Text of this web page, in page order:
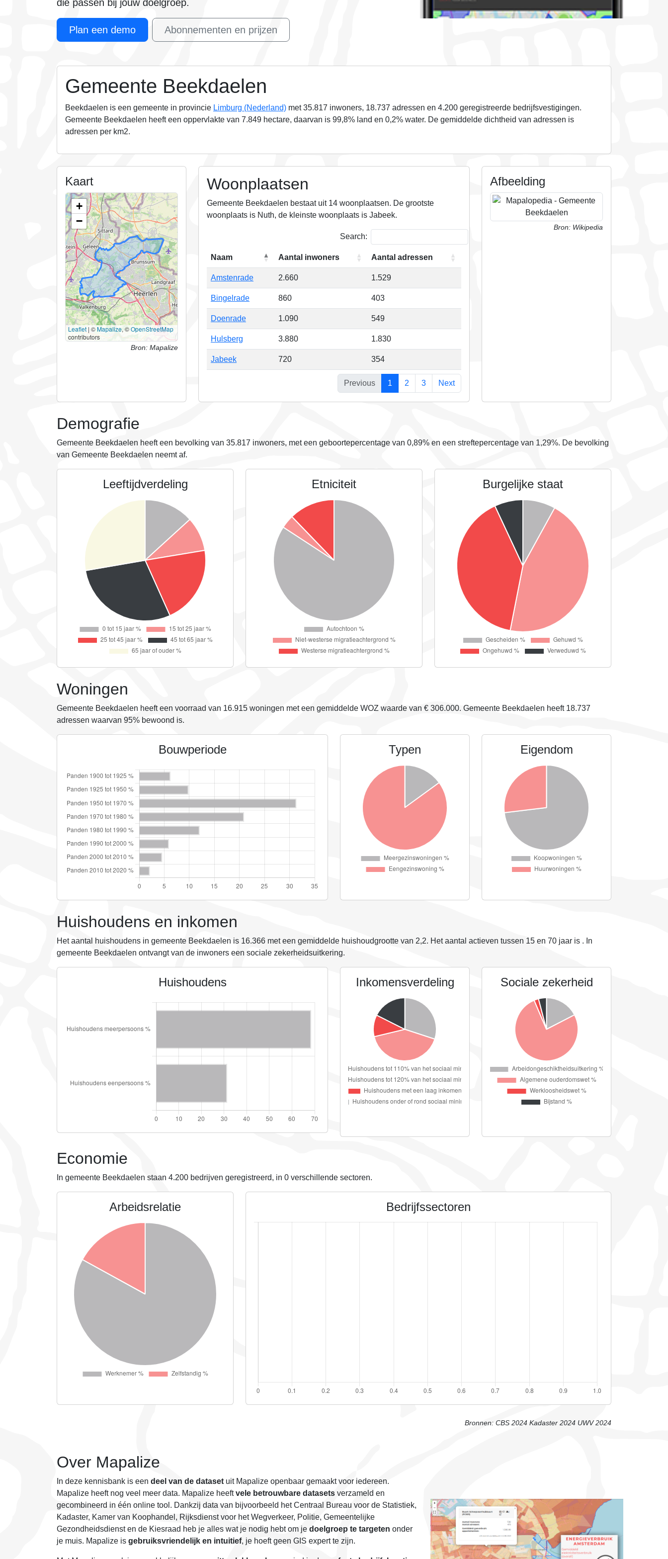
die passen bij jouw doelgroep.
Plan een demo Abonnementen en prijzen
Gemeente Beekdaelen
Beekdaelen is een gemeente in provincie Limburg (Nederland) met 35.817 inwoners, 18.737 adressen en 4.200 geregistreerde bedrijfsvestigingen.
Gemeente Beekdaelen heeft een oppervlakte van 7.849 hectare, daarvan is 99,8% land en 0,2% water. De gemiddelde dichtheid van adressen is
adressen per km2.
Kaart
+
−
Leaflet | ©Mapalize, ©OpenStreetMap
contributors
Bron: Mapalize
Woonplaatsen
Gemeente Beekdaelen bestaat uit 14 woonplaatsen. De grootste
woonplaats is Nuth, de kleinste woonplaats is Jabeek.
Search:
Naam Aantal inwoners Aantal adressen
Amstenrade 2.660 1.529
Bingelrade 860 403
Doenrade 1.090 549
Hulsberg 3.880 1.830
Jabeek 720 354
Previous 1 2 3 Next
Afbeelding
Bron: Wikipedia
Demografie
Gemeente Beekdaelen heeft een bevolking van 35.817 inwoners, met een geboortepercentage van 0,89% en een streftepercentage van 1,29%. De bevolking
van Gemeente Beekdaelen neemtaf.
Leeftijdverdeling Etniciteit Burgelijke staat
Woningen
Gemeente Beekdaelen heeft een voorraad van 16.915 woningen met een gemiddelde WOZ waarde van € 306.000. Gemeente Beekdaelen heeft 18.737
adressen waarvan 95% bewoond is.
Bouwperiode Typen Eigendom
Huishoudens en inkomen
Het aantal huishoudens in gemeente Beekdaelen is 16.366 met een gemiddelde huishoudgrootte van 2,2. Het aantal actieven tussen 15 en 70 jaar is . In
gemeente Beekdaelen ontvangtvan de inwoners een sociale zekerheidsuitkering.
Huishoudens Inkomensverdeling Sociale zekerheid
Economie
In gemeente Beekdaelen staan 4.200 bedrijven geregistreerd, in 0 verschillende sectoren.
Arbeidsrelatie Bedrijfssectoren
Bronnen: CBS 2024 Kadaster 2024 UWV 2024
Over Mapalize
In deze kennisbank is een deel van de dataset uit Mapalize openbaar gemaakt voor iedereen.
Mapalize heeft nog veel meer data. Mapalize heeftvele betrouwbare datasets verzameld en
gecombineerd in één online tool. Dankzij data van bijvoorbeeld het Centraal Bureau voor de Statistiek,
Kadaster, Kamer van Koophandel, Rijksdienst voor het Wegverkeer, Politie, Gemeentelijke
Gezondheidsdienst en de Kiesraad heb je alles wat je nodig hebt om je doelgroep te targeten onder
je muis. Mapalize is gebruiksvriendelijk en intuitief, je hoeft geen GIS expert te zijn.